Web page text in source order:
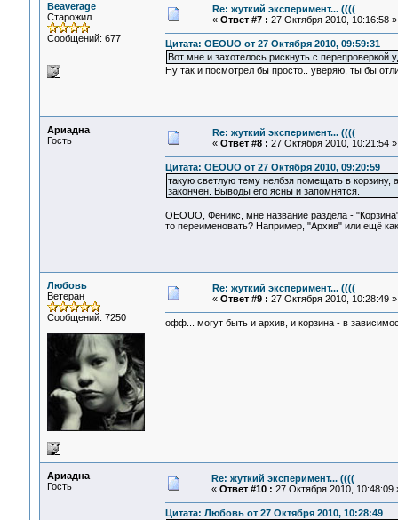
Beaverage
Старожил
Сообщений: 677
Re: жуткий эксперимент... ((((
« Ответ #7 : 27 Октября 2010, 10:16:58 »
Цитата: OEOUO от 27 Октября 2010, 09:59:31
Вот мне и захотелось рискнуть с перепроверкой
Ну так и посмотрел бы просто.. уверяю, ты бы
Ариадна
Гость
Re: жуткий эксперимент... ((((
« Ответ #8 : 27 Октября 2010, 10:21:54 »
Цитата: OEOUO от 27 Октября 2010, 09:20:59
такую светлую тему нелбзя помещать в корзину,
закончен. Выводы его ясны и запомнятся.
OEOUO, Феникс, мне название раздела -
то переименовать? Например, "Архив" или ещё
Любовь
Ветеран
Сообщений: 7250
Re: жуткий эксперимент... ((((
« Ответ #9 : 27 Октября 2010, 10:28:49 »
офф... могут быть и архив, и корзина - в
Ариадна
Гость
Re: жуткий эксперимент... ((((
« Ответ #10 : 27 Октября 2010, 10:48:09
Цитата: Любовь от 27 Октября 2010, 10:28:49